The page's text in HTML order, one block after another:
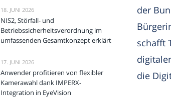
der
schafft
die
18. JUNI 2026
NIS2, Störfall- und
Betriebssicherheitsverordnung im
umfassenden Gesamtkonzept erklärt
17. JUNI 2026
Anwender profitieren von flexibler
Kamerawahl dank IMPERX-
Integration in EyeVision